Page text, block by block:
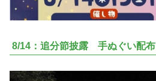
8/14：追分節披露 手ぬぐい配布